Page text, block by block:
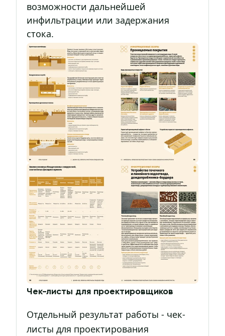
возможности дальнейшей
инфильтрации или задержания
стока.
Чек-листы для проектировщиков
Отдельный результат работы - чек-
листы для проектирования